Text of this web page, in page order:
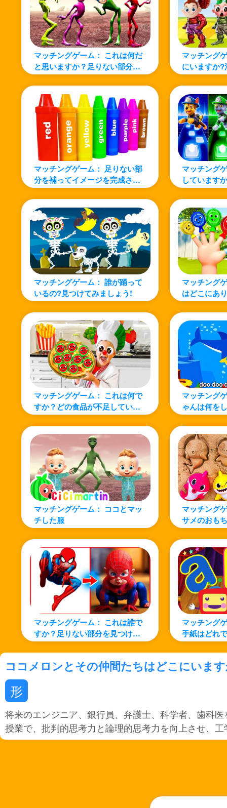
マッチングゲーム： これは何だ
と思いますか？足りない部分を
見つけよう！
マッチング
にいますか
う！
マッチングゲーム： 足りない部
分を補ってイメージを完成させ
ましょう
マッチング
しています
ウ・パトロ
マッチングゲーム： 誰が踊って
いるの?見つけてみましょう!
マッチング
はどこにあ
たココメロ
マッチングゲーム： これは何で
すか？どの食品が不足していま
すか?見つけてみましょう!
マッチング
ゃんは何を
みよう！
マッチングゲーム： ココとマッ
チした服
マッチング
サメのおも
マッチングゲーム： これは誰で
すか？足りない部分を見つけよ
う！
マッチング
手紙はどれ
を見つけよ
ココメロンとその仲間たちはどこにいま
形
将来のエンジニア、銀行員、弁護士、科学者、歯科
授業で、批判的思考力と論理的思考力を向上させ、